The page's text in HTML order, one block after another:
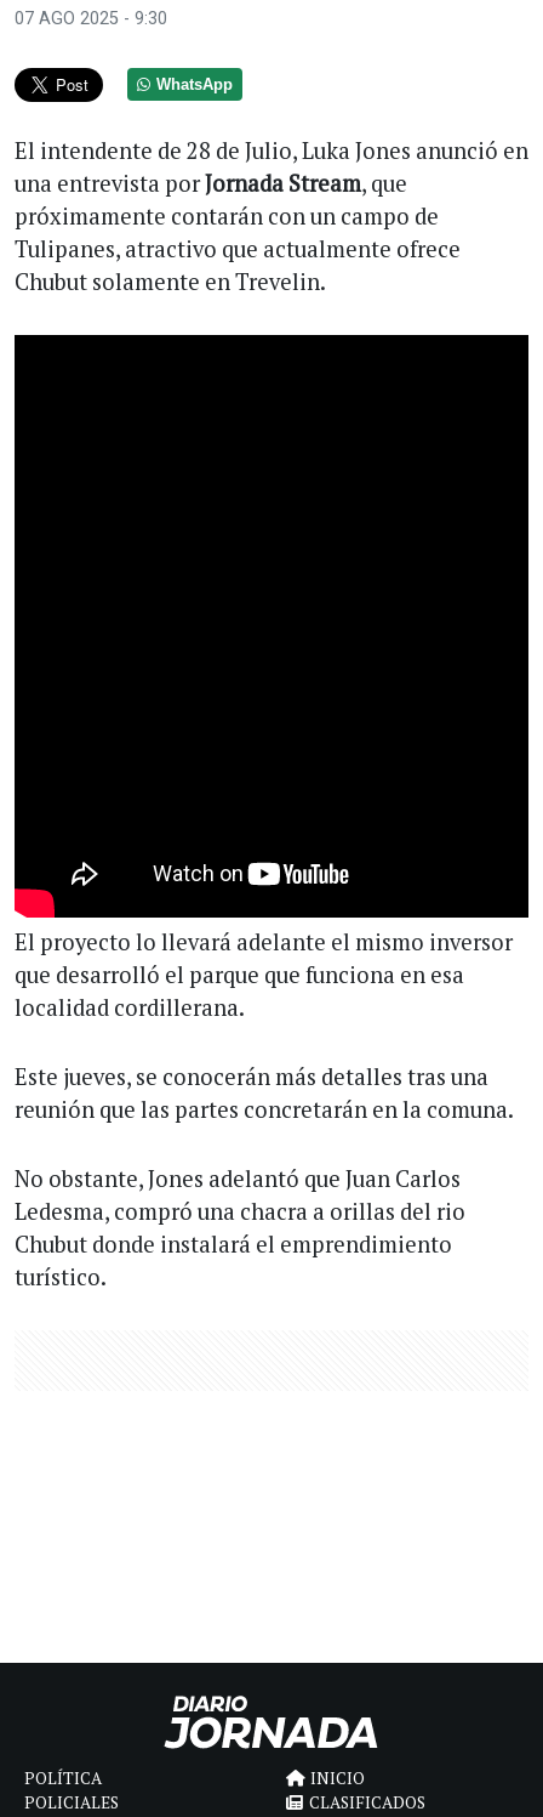
07 AGO 2025 - 9:30
WhatsApp
El intendente de 28 de Julio, Luka Jones anunció en
una entrevista porJornada Stream, que
próximamente contarán con un campo de
Tulipanes, atractivo que actualmente ofrece
Chubut solamente en Trevelin.
El proyecto lo llevará adelante el mismo inversor
que desarrolló el parque que funciona en esa
localidad cordillerana.
Este jueves, se conocerán más detalles tras una
reunión que las partes concretarán en la comuna.
No obstante, Jones adelantó que Juan Carlos
Ledesma, compró una chacra a orillas del rio
Chubut donde instalará el emprendimiento
turístico.
POLÍTICA
POLICIALES
INICIO
CLASIFICADOS